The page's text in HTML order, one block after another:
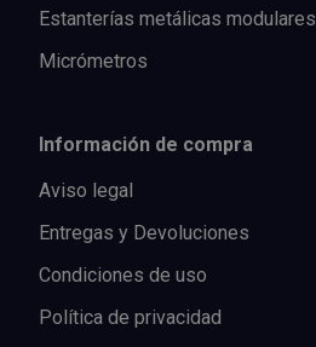
Estanterías metálicas modulares
Micrómetros
Información de compra
Aviso legal
Entregas y Devoluciones
Condiciones de uso
Política de privacidad